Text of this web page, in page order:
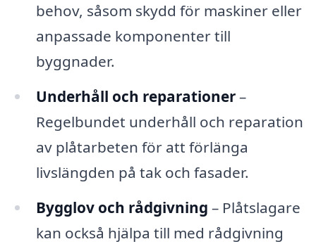
behov, såsom skydd för maskiner eller
anpassade komponenter till
byggnader.
Underhåll och reparationer–
Regelbundet underhåll och reparation
av plåtarbeten för att förlänga
livslängden på tak och fasader.
Bygglov och rådgivning – Plåtslagare
kan också hjälpa till med rådgivning